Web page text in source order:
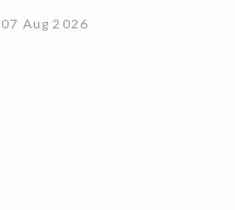
07 Aug 2026